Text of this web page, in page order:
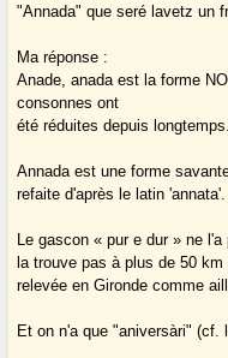
"Annada" que seré lavetz un
Ma réponse :
Anade, anada est la forme
consonnes ont
été réduites depuis longtemps.
Annada est une forme
refaite d'après le latin 'annata'.
Le gascon « pur e dur » ne
la trouve pas à plus de 50
relevée en Gironde comme
Et on n'a que "aniversàri" (cf.